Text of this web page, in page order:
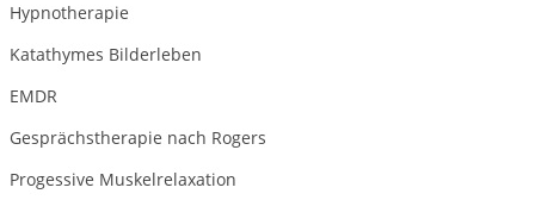
Hypnotherapie
Katathymes Bilderleben
EMDR
Gesprächstherapie nach Rogers
Progessive Muskelrelaxation